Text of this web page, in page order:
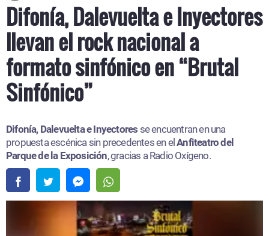
Difonía, Dalevuelta e Inyectores
llevan el rock nacional a
formato sinfónico en “Brutal
Sinfónico”
Difonía, Dalevuelta e Inyectores se encuentran en una
propuesta escénica sin precedentes en elAnfiteatro del
Parque de la Exposición, gracias a Radio Oxígeno.